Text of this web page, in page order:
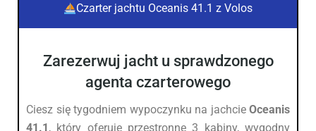
Czarter jachtu Oceanis 41.1 z Volos
Zarezerwuj jacht u sprawdzonego
agenta czarterowego
Ciesz się tygodniem wypoczynku na jachcie Oceanis
41.1, który oferuje przestronne 3 kabiny, wygodny